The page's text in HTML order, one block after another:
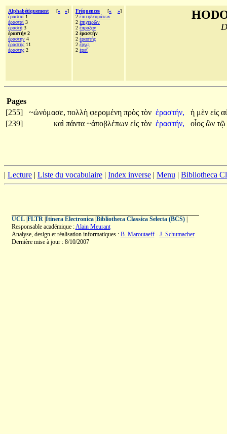
Alphabétiquement [« »]
ἐρασταί 1
ἐρασταὶ 3
ἐραστῇ 3
ἐραστήν 2
ἐραστὴν 4
ἐραστὴς 11
ἐραστής 2
Fréquences [« »]
2 ἐπιτηδευμάτων
2 ἐπιχειρῶν
2 ἔπραξαν
2 ἐραστήν
2 ἐραστής
2 ἔργῳ
2 ἐρεῖ
Pages
[255]
~ὠνόμασε, πολλὴ φερομένη πρὸς τὸν ἐραστήν, ἡ μὲν εἰς
[239]
καὶ πάντα ~ἀποβλέπων εἰς τὸν ἐραστήν, οἷος ὢν τῷ
| Lecture | Liste du vocabulaire | Index inverse | Menu | Bibliotheca
UCL| FLTR| Itinera Electronica| Bibliotheca Classica Selecta (BCS)|
Responsable académique :Alain Meurant
Analyse, design et réalisation informatiques : B. Maroutaeff- J. Schumacher
Dernière mise à jour : 8/10/2007